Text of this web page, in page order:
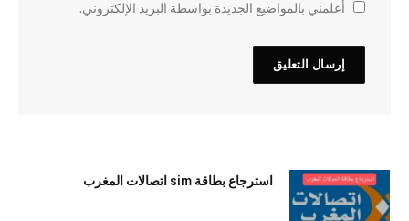
أعلمني بالمواضيع الجديدة بواسطة البريد الإلكتروني.
استرجاع بطاقة sim اتصالات المغرب